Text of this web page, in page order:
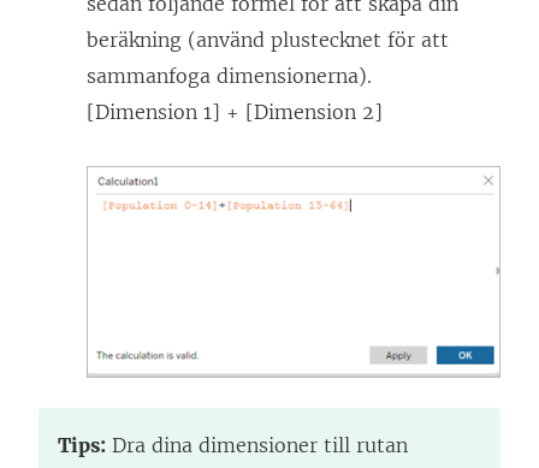
beräkning (använd plustecknet för att
sammanfoga dimensionerna).
[Dimension 1] + [Dimension 2]
Tips: Dra dina dimensioner till rutan